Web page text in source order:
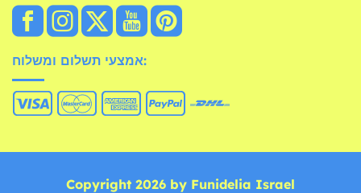
אמצעי תשלום ומשלוח:
Copyright 2026 by Funidelia Israel